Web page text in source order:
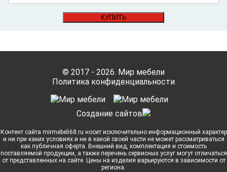
КУПИТЬ
© 2017 - 2026. Мир мебели
Политика конфиденциальности
Cоздание сайтов
Контент сайта mirmebeli68.ru носит исключительно информационный характер
и ни при каких условиях и ни в какой своей части не может рассматриваться
как публичная оферта. Внешний вид, комплектация и стоимость
поставляемой продукции, а также перечень сервисных услуг могут отличаться
от представленных на сайте. Цены на изделия варьируются в зависимости от
региона.